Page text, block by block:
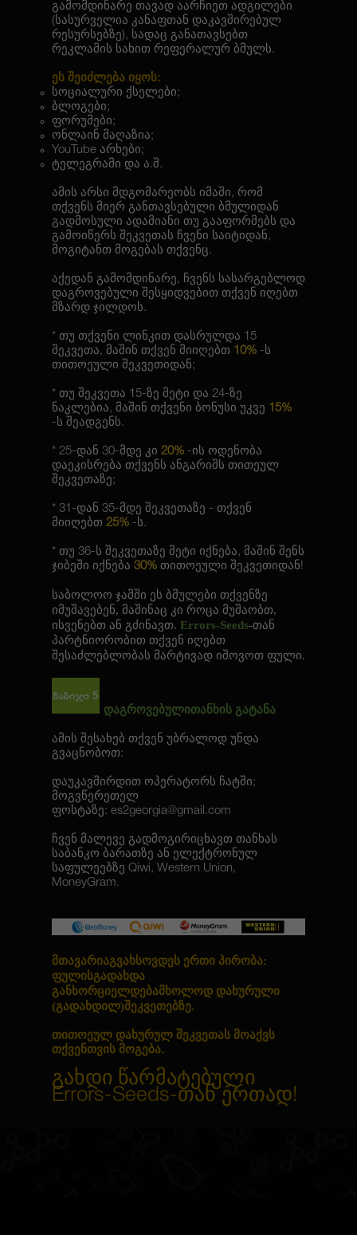
გამომდინარე თავად აარჩიეთ ადგილები
(სასურველია კანაფთან დაკავშირებულ
რესურსებზე), სადაც განათავსებთ
რეკლამის სახით რეფერალურ ბმულს.
ეს შეიძლება იყოს:
სოციალური ქსელები;
ბლოგები;
ფორუმები;
ონლაინ მაღაზია;
YouTube არხები;
ტელეგრამი და ა.შ.
ამის არსი მდგომარეობს იმაში, რომ
თქვენს მიერ განთავსებული ბმულიდან
გადმოსული ადამიანი თუ გააფორმებს და
გამოიწერს შეკვეთას ჩვენი საიტიდან,
მოგიტანთ მოგებას თქვენც.
აქედან გამომდინარე, ჩვენს სასარგებლოდ
დაგროვებული შესყიდვებით თქვენ იღებთ
მზარდ ჯილდოს.
* თუ თქვენი ლინკით დასრულდა 15
შეკვეთა, მაშინ თქვენ მიიღებთ 10% -ს
თითოეული შეკვეთიდან;
* თუ შეკვეთა 15-ზე მეტი და 24-ზე
ნაკლებია, მაშინ თქვენი ბონუსი უკვე 15%
-ს შეადგენს.
* 25-დან 30-მდე კი 20% -ის ოდენობა
დაეკისრება თქვენს ანგარიშს თითეულ
შეკვეთაზე;
* 31-დან 35-მდე შეკვეთაზე - თქვენ
მიიღებთ 25% -ს.
* თუ 36-ს შეკვეთაზე მეტი იქნება, მაშინ შენს
ჯიბეში იქნება 30% თითოეული შეკვეთიდან!
საბოლოო ჯამში ეს ბმულები თქვენზე
იმუშავებენ, მაშინაც კი როცა მუშაობთ,
ისვენებთ ან გძინავთ. Errors-Seeds-თან
პარტნიორობით თქვენ იღებთ
შესაძლებლობას მარტივად იშოვოთ ფული.
დაგროვებულითანხის გატანა
ამის შესახებ თქვენ უბრალოდ უნდა
გვაცნობოთ:
დაუკავშირდით ოპერატორს ჩატში;
მოგვწერეთელ
ფოსტაზე: es2georgia@gmail.com
ჩვენ მალევე გადმოგირიცხავთ თანხას
საბანკო ბარათზე ან ელექტრონულ
საფულეებზე Qiwi, Western Union,
MoneyGram.
მთავარიაგვახსოვდეს ერთი პირობა:
ფულისგადახდა
განხორციელდებამხოლოდ დახურული
(გადახდილ)შეკვეთებზე.
თითოეულ დახურულ შეკვეთას მოაქვს
თქვენთვის მოგება.
გახდი წარმატებული
Errors-Seeds-თან ერთად!